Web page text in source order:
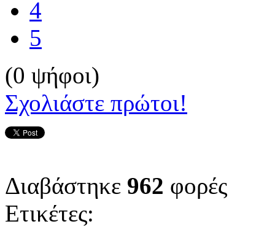
4
5
(0 ψήφοι)
Σχολιάστε πρώτοι!
Διαβάστηκε 962 φορές
Ετικέτες: